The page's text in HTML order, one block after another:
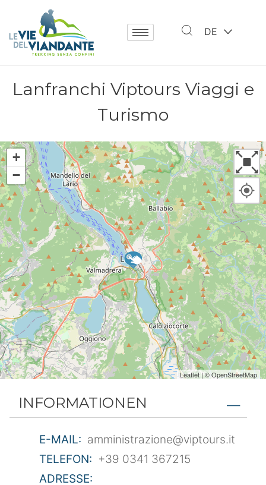
DE
Lanfranchi Viptours Viaggi e
Turismo
INFORMATIONEN
E-MAIL: amministrazione@viptours.it
TELEFON: +39 0341 367215
ADRESSE:
+
−
Leaflet| ©OpenStreetMap